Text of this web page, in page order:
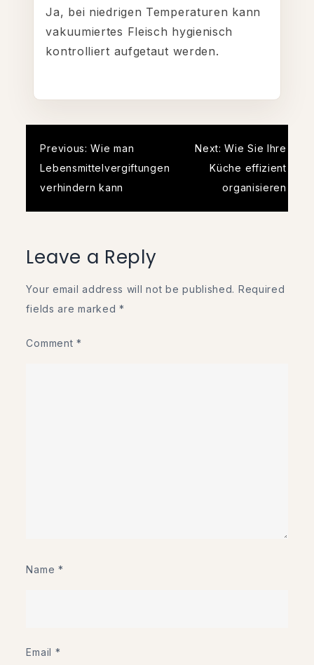
Ja, bei niedrigen Temperaturen kann
vakuumiertes Fleisch hygienisch
kontrolliert aufgetaut werden.
Post
navigation
Previous: Wie man
Lebensmittelvergiftungen
verhindern kann
Next: Wie Sie Ihre
Küche effizient
organisieren
Leave a Reply
Your email address will not be published. Required
fields are marked*
Comment*
Name *
Email *